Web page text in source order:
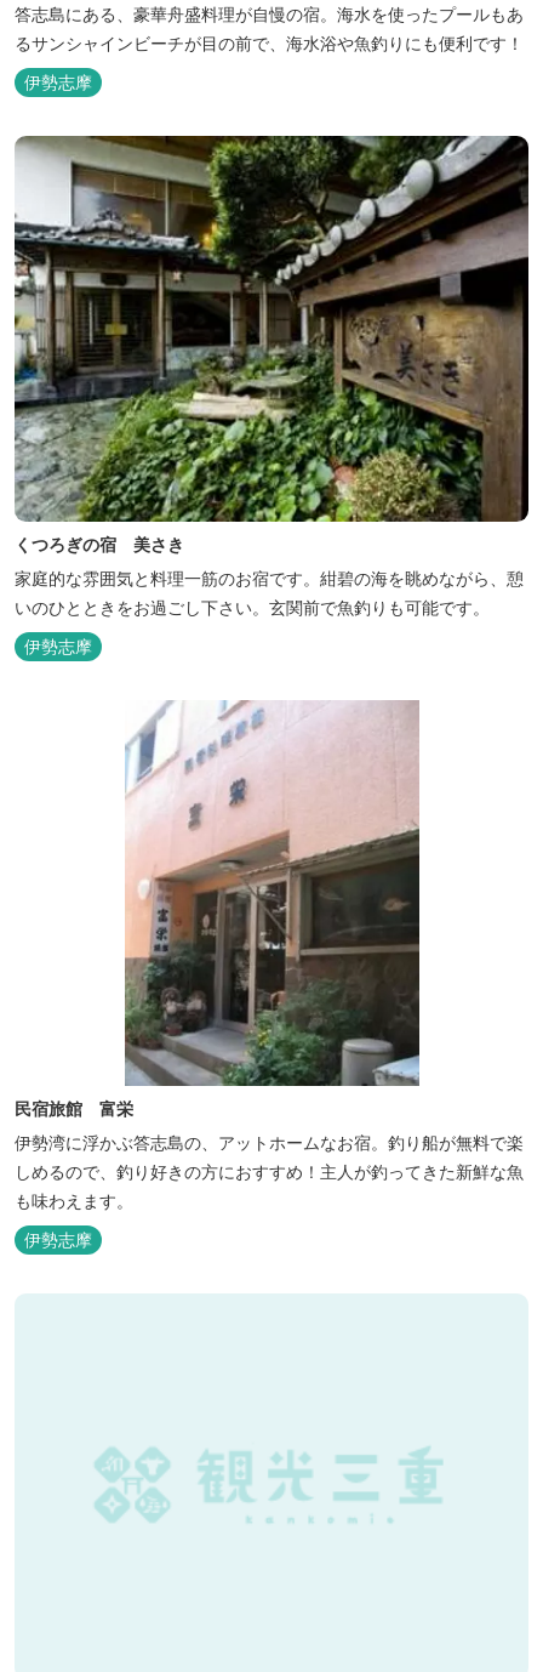
答志島にある、豪華舟盛料理が自慢の宿。海水を使ったプールもあ
るサンシャインビーチが目の前で、海水浴や魚釣りにも便利です！
伊勢志摩
くつろぎの宿 美さき
家庭的な雰囲気と料理一筋のお宿です。紺碧の海を眺めながら、憩
いのひとときをお過ごし下さい。玄関前で魚釣りも可能です。
伊勢志摩
民宿旅館 富栄
伊勢湾に浮かぶ答志島の、アットホームなお宿。釣り船が無料で楽
しめるので、釣り好きの方におすすめ！主人が釣ってきた新鮮な魚
も味わえます。
伊勢志摩